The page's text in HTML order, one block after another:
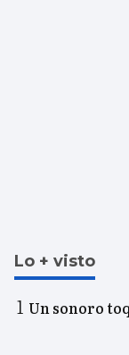
Lo + visto
Un sonoro